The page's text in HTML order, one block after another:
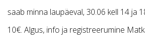
saab minna laupäeval, 30.06 kell 14 ja
10€. Algus, info ja registreerumine